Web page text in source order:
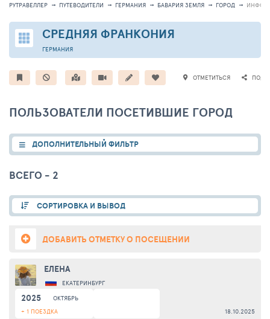
РУТРАВЕЛЛЕР ПУТЕВОДИТЕЛИ ГЕРМАНИЯ БАВАРИЯ ЗЕМЛЯ ГОРОД
СРЕДНЯЯ ФРАНКОНИЯ
ГЕРМАНИЯ
ОТМЕТИТЬСЯ
ПОЛЬЗОВАТЕЛИ ПОСЕТИВШИЕ ГОРОД
ДОПОЛНИТЕЛЬНЫЙ ФИЛЬТР
ВСЕГО - 2
СОРТИРОВКА И ВЫВОД
ДОБАВИТЬ ОТМЕТКУ О ПОСЕЩЕНИИ
ЕЛЕНА
ЕКАТЕРИНБУРГ
2025
ОКТЯБРЬ
+ 1 ПОЕЗДКА
18.10.2025